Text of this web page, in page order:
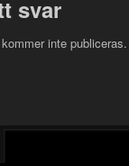
svar
inte publiceras.